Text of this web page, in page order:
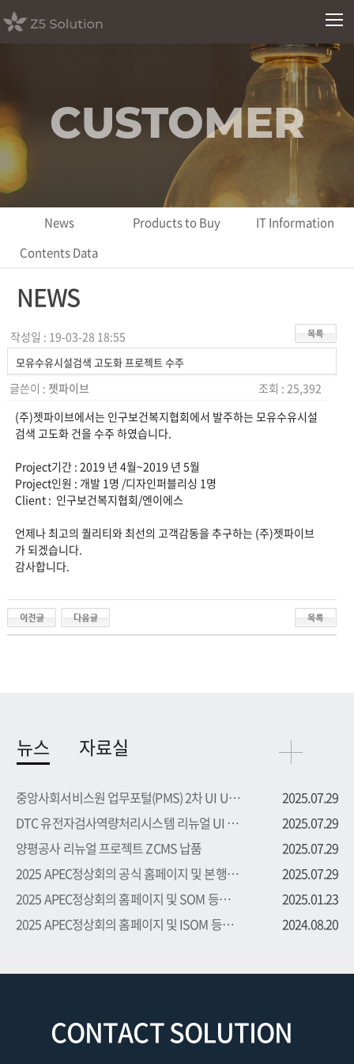
CUSTOMER
News Products to Buy
IT Information
Contents Data
NEWS
작성일 : 19-03-28 18:55
모유수유시설검색 고도화 프로젝트 수주
글쓴이 : 젯파이브
조회 : 25,392
(주)젯파이브에서는 인구보건복지협회에서 발주하는 모유수유시설
검색 고도화 건을 수주 하였습니다.
Project기간 : 2019 년 4월~2019 년 5월
Project인원 : 개발 1명 /디자인퍼블리싱 1명
Client : 인구보건복지협회/엔이에스
언제나 최고의 퀄리티와 최선의 고객감동을 추구하는 (주)젯파이브
가 되겠습니다.
감사합니다.
뉴스
중앙사회서비스원 업무포털(PMS) 2차 UI UX 부문 용역 수주
2025.07.29
DTC 유전자검사역량처리시스템 리뉴얼 UI UX 부문 용역 수주
2025.07.29
양평공사 리뉴얼 프로젝트 ZCMS 납품
2025.07.29
2025 APEC정상회의 공식 홈페이지 및 본행사 등록시스템 프로...
2025.07.29
2025 APEC정상회의 홈페이지 및 SOM 등록시스템 프로젝트 수주
2025.01.23
2025 APEC정상회의 홈페이지 및 ISOM 등록시스템 프로젝트 수주
2024.08.20
자료실
CONTACT SOLUTION